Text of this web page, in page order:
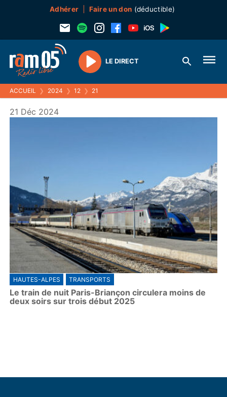
Adhérer Faire un don (déductible)
Play
LE DIRECT
ACCUEIL ❯ 2024 ❯ 12 ❯ 21
21 Déc 2024
HAUTES-ALPES TRANSPORTS
Le train de nuit Paris-Briançon circulera moins de
deux soirs sur trois début 2025